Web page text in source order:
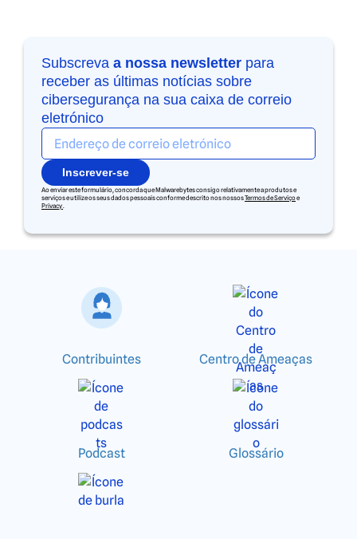
Subscreva a nossa newsletter para
receber as últimas notícias sobre
cibersegurança na sua caixa de correio
eletrónico
Inscrever-se
Ao enviar este formulário, concorda que Malwarebytes consigo relativamente a produtos e
serviços e utilize os seus dados pessoais conforme descrito nos nossosTermos de Serviçoe
Privacy.
Contribuintes Centro de Ameaças
Podcast Glossário